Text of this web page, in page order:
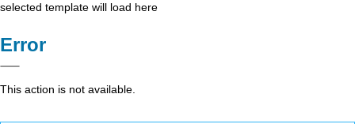
selected template will load here
Error
This action is not available.